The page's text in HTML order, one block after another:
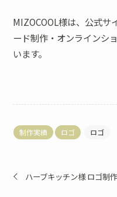
MIZOCOOL様は、公式サ
ード制作・オンラインシ
います。
制作実績 ロゴ ロゴ
ハーブキッチン様 ロゴ制作